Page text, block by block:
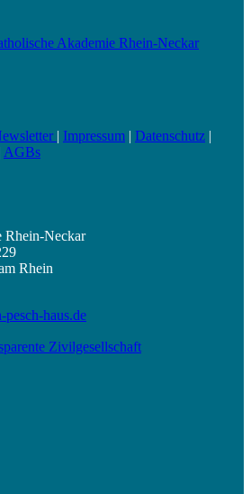
Akademie Rhein-Neckar
| Impressum | Datenschutz |
AGBs
Rhein-Neckar
Rhein
haus.de